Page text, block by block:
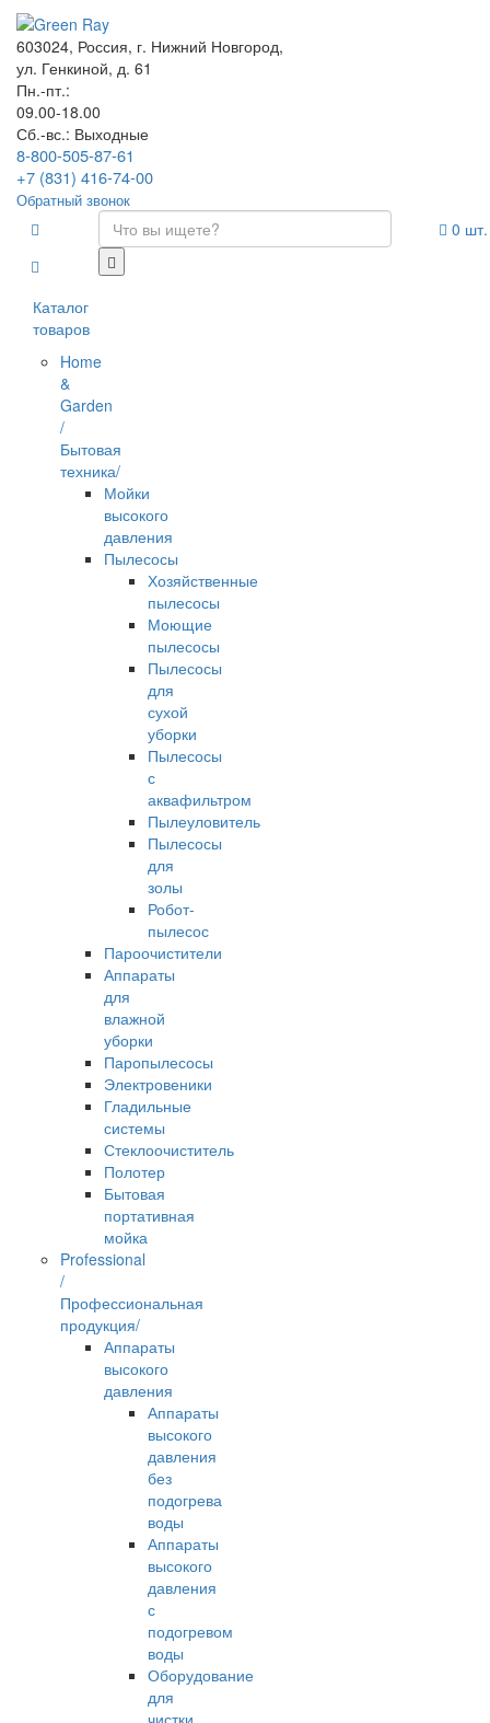
603024, Россия, г. Нижний Новгород,
ул. Генкиной, д. 61
Пн.-пт.:
09.00-18.00
Сб.-вс.: Выходные
8-800-505-87-61
+7 (831) 416-74-00
Обратный звонок
Каталог
товаров
Home
&
Garden
/
Бытовая
техника/
Мойки
высокого
давления
Пылесосы
Хозяйственные
пылесосы
Моющие
пылесосы
Пылесосы
для
сухой
уборки
Пылесосы
с
аквафильтром
Пылеуловитель
Пылесосы
для
золы
Робот-
пылесос
Пароочистители
Аппараты
для
влажной
уборки
Паропылесосы
Электровеники
Гладильные
системы
Стеклоочиститель
Полотер
Бытовая
портативная
мойка
Professional
/
Профессиональная
продукция/
Аппараты
высокого
давления
Аппараты
высокого
давления
без
подогрева
воды
Аппараты
высокого
давления
с
подогревом
воды
Оборудование
для
0